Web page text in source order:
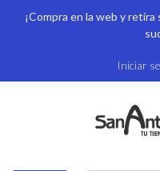
¡Compra en la web y
Iniciar